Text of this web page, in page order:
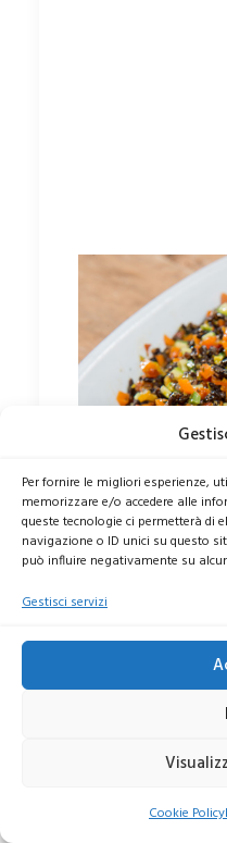
Per fornire le migliori esperienze,
memorizzare e/o accedere alle
queste tecnologie ci permetterà di
navigazione o ID unici su questo
può influire negativamente su
Gestisci servizi
Cookie Policy
Li prepariamo
talvolta
La vasta